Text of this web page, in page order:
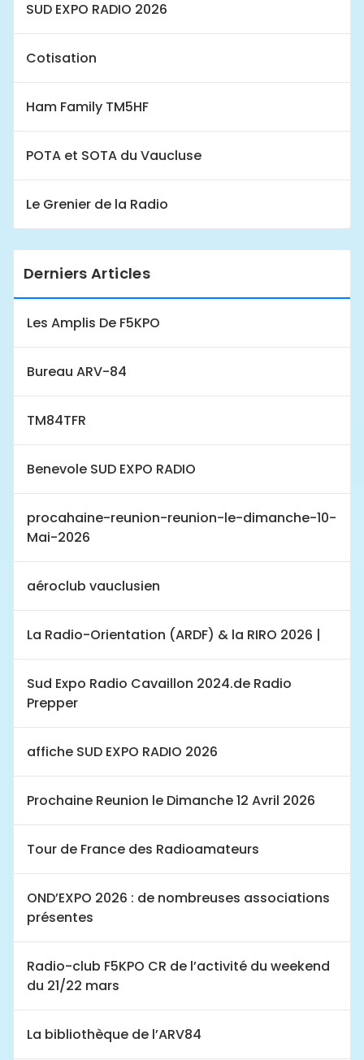
SUD EXPO RADIO 2026
Cotisation
Ham Family TM5HF
POTA et SOTA du Vaucluse
Le Grenier de la Radio
Derniers Articles
Les Amplis De F5KPO
Bureau ARV-84
TM84TFR
Benevole SUD EXPO RADIO
procahaine-reunion-reunion-le-dimanche-10-
Mai-2026
aéroclub vauclusien
La Radio-Orientation (ARDF) & la RIRO 2026 |
Sud Expo Radio Cavaillon 2024.de Radio
Prepper
affiche SUD EXPO RADIO 2026
Prochaine Reunion le Dimanche 12 Avril 2026
Tour de France des Radioamateurs
OND’EXPO 2026 : de nombreuses associations
présentes
Radio-club F5KPO CR de l’activité du weekend
du 21/22 mars
La bibliothèque de l’ARV84